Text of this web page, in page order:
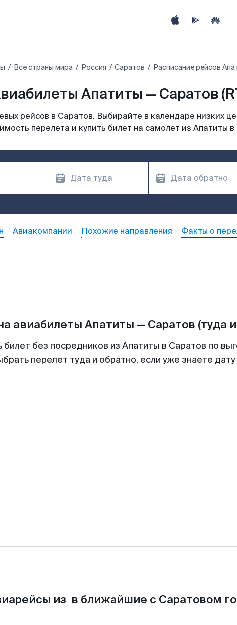
Все страны мира Россия Саратов Расписание рейсов
Апатиты — Саратов
рейсов в Саратов. Выбирайте в календаре низких
перелета и купить билет на самолет из Апатиты
Авиакомпании Похожие направления Факты о
авиабилеты Апатиты — Саратов (туда
без посредников из Апатиты в Саратов по
перелет туда и обратно, если уже знаете
из в ближайшие с Саратовом